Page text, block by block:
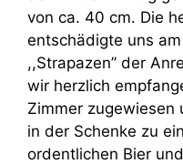
von ca. 40 cm. Die
entschädigte uns
,,Strapazen’’ der
wir herzlich
Zimmer zugewiesen
in der Schenke zu
ordentlichen Bier